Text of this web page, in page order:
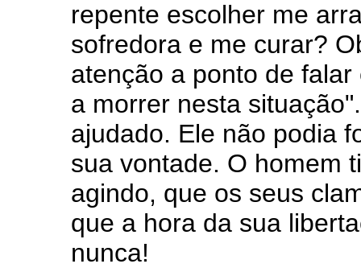
repente escolher me
sofredora e me curar?
atenção a ponto de
a morrer nesta
ajudado. Ele não podia
sua vontade. O homem
agindo, que os seus
que a hora da sua
nunca!